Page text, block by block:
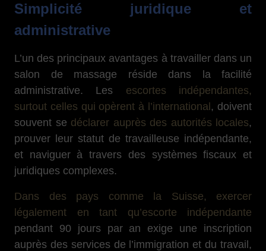
Simplicité juridique et
administrative
L’un des principaux avantages à travailler dans un
salon de massage réside dans la facilité
administrative. Les escortes indépendantes,
surtout celles qui opèrent à l’international , doivent
souvent se déclarer auprès des autorités locales,
prouver leur statut de travailleuse indépendante,
et naviguer à travers des systèmes fiscaux et
juridiques complexes.
Dans des pays comme la Suisse, exercer
légalement en tant qu’escorte indépendante
pendant 90 jours par an exige une inscription
auprès des services de l’immigration et du travail,